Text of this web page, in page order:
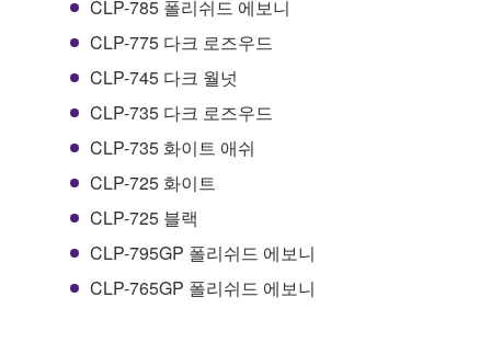
CLP-785 폴리쉬드 에보니
CLP-775 다크 로즈우드
CLP-745 다크 월넛
CLP-735 다크 로즈우드
CLP-735 화이트 애쉬
CLP-725 화이트
CLP-725 블랙
CLP-795GP 폴리쉬드 에보니
CLP-765GP 폴리쉬드 에보니